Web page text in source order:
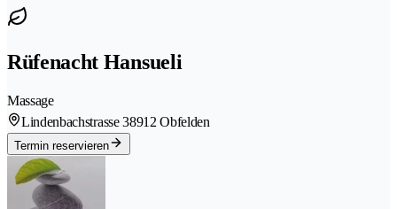
Rüfenacht Hansueli
Massage
Lindenbachstrasse 38912 Obfelden
Termin reservieren